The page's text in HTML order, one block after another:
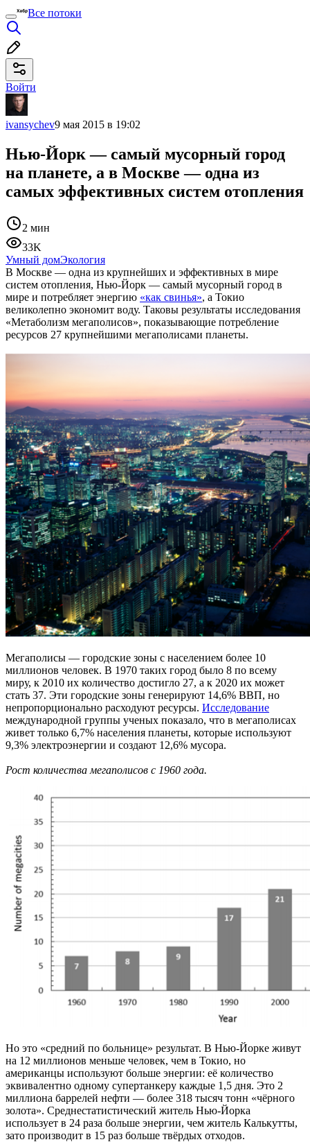
Все потоки
Войти
ivansychev9 мая 2015 в 19:02
Нью-Йорк — самый мусорный город
на планете, а в Москве — одна из
самых эффективных систем отопления
2 мин
33K
Умный домЭкология
В Москве — одна из крупнейших и эффективных в мире
систем отопления, Нью-Йорк — самый мусорный город в
мире и потребляет энергию «как свинья», а Токио
великолепно экономит воду. Таковы результаты исследования
«Метаболизм мегаполисов», показывающие потребление
ресурсов 27 крупнейшими мегаполисами планеты.
Мегаполисы — городские зоны с населением более 10
миллионов человек. В 1970 таких город было 8 по всему
миру, к 2010 их количество достигло 27, а к 2020 их может
стать 37. Эти городские зоны генерируют 14,6% ВВП, но
непропорционально расходуют ресурсы. Исследование
международной группы ученых показало, что в мегаполисах
живет только 6,7% населения планеты, которые используют
9,3% электроэнергии и создают 12,6% мусора.
Рост количества мегаполисов с 1960 года.
Но это «средний по больнице» результат. В Нью-Йорке живут
на 12 миллионов меньше человек, чем в Токио, но
американцы используют больше энергии: её количество
эквивалентно одному супертанкеру каждые 1,5 дня. Это 2
миллиона баррелей нефти — более 318 тысяч тонн «чёрного
золота». Среднестатистический житель Нью-Йорка
использует в 24 раза больше энергии, чем житель Калькутты,
зато производит в 15 раз больше твёрдых отходов.